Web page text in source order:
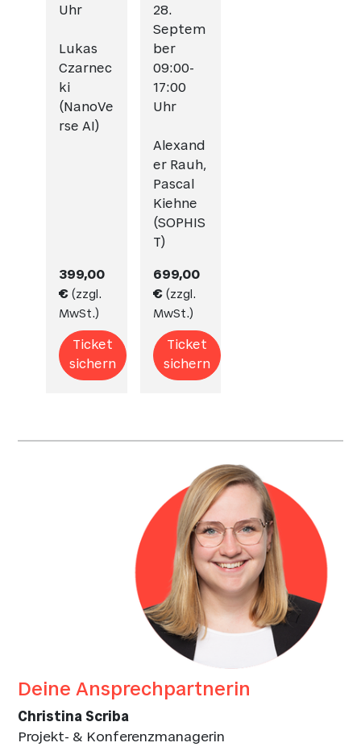
Uhr
Lukas
Czarnec
ki
(NanoVe
rse AI)
399,00
€ (zzgl.
MwSt.)
Ticket
sichern
28.
Septem
ber
09:00-
17:00
Uhr
Alexand
er Rauh,
Pascal
Kiehne
(SOPHIS
T)
699,00
€ (zzgl.
MwSt.)
Ticket
sichern
Deine Ansprechpartnerin
Christina Scriba
Projekt- & Konferenzmanagerin